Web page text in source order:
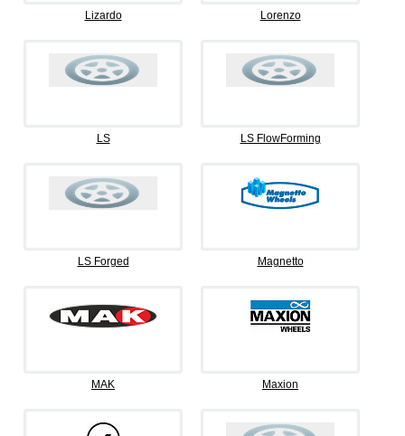
Lizardo Lorenzo
LS LS FlowForming
LS Forged Magnetto
MAK Maxion